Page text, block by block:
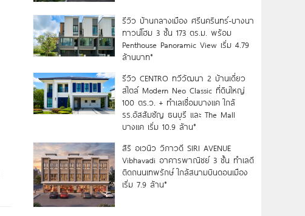
รีวิว บ้านกลางเมือง ศรีนครินทร์-บางนา
ทาวน์โฮม 3 ชั้น 173 ตร.ม. พร้อม
Penthouse Panoramic View เริ่ม 4.79
ล้านบาท*
รีวิว CENTRO ทวีวัฒนา 2 บ้านเดี่ยว
สไตล์ Modern Neo Classic ที่ดินใหญ่
100 ตร.ว. + ทำเลเชื่อมบางแค ใกล้
รร.อัสสัมชัญ ธนบุรี และ The Mall
บางแค เริ่ม 10.9 ล้าน*
สิริ อเวนิว วิภาวดี SIRI AVENUE
Vibhavadi อาคารพาณิชย์ 3 ชั้น ทำเลดี
ติดถนนเทพรักษ์ ใกล้สนามบินดอนเมือง
เริ่ม 7.9 ล้าน*